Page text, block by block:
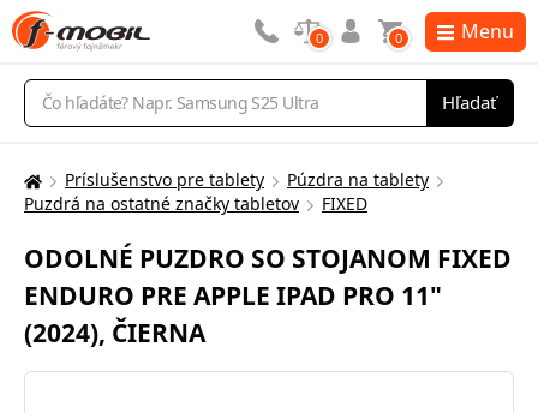
Vyhľadávanie
Hľadať
0 0 Menu
Tu
nachádzate:
Príslušenstvo pre tablety
Púzdra na tablety
Puzdrá na ostatné značky tabletov
FIXED
ODOLNÉ PUZDRO SO STOJANOM FIXED
ENDURO PRE APPLE IPAD PRO 11"
(2024), ČIERNA